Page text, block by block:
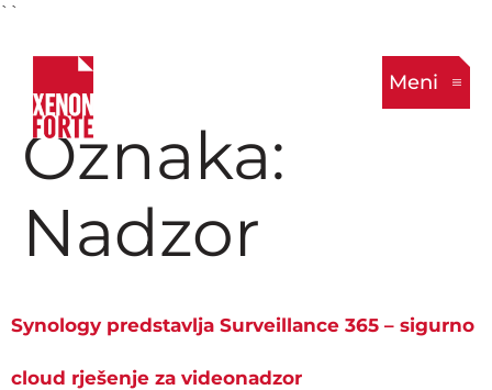
``
Meni
Oznaka:
Nadzor
Synology predstavlja Surveillance 365 – sigurno
cloud rješenje za videonadzor